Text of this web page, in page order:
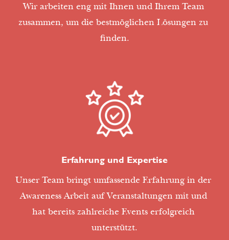
Wir arbeiten eng mit Ihnen und Ihrem Team
zusammen, um die bestmöglichen Lösungen zu
finden.
Erfahrung und Expertise
Unser Team bringt umfassende Erfahrung in der
Awareness Arbeit auf Veranstaltungen mit und
hat bereits zahlreiche Events erfolgreich
unterstützt.